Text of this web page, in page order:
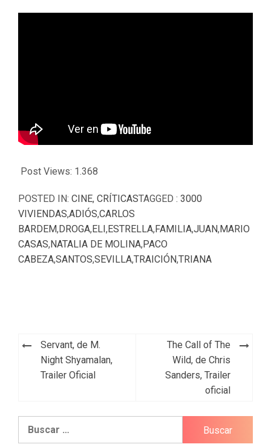
Post Views: 1.368
POSTED IN: CINE, CRÍTICASTAGGED : 3000
VIVIENDAS,ADIÓS,CARLOS
BARDEM,DROGA,ELI ,ESTRELLA,FAMILIA,JUAN,MARIO
CASAS,NATALIA DE MOLINA,PACO
CABEZA,SANTOS,SEVILLA,TRAICIÓN,TRIANA
Navegación
entradas
Servant, de M.
Night Shyamalan,
Trailer Oficial
The Call of The
Wild, de Chris
Sanders, Trailer
oficial